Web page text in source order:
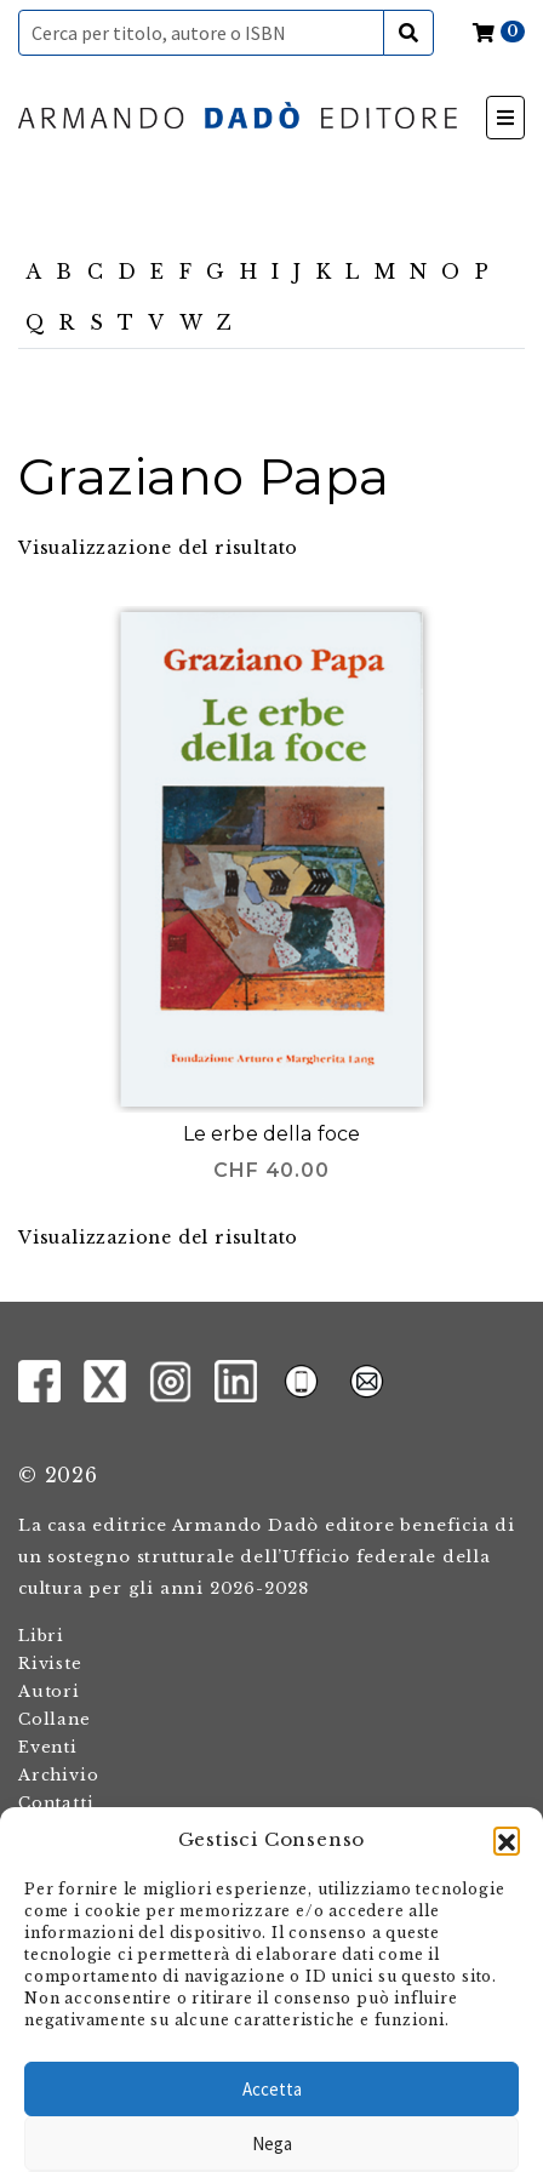
Gestisci Consenso
Per fornire le migliori esperienze, utilizziamo tecnologie
come i cookie per memorizzare e/o accedere alle
informazioni del dispositivo. Il consenso a queste
tecnologie ci permetterà di elaborare dati come il
comportamento di navigazione o ID unici su questo sito.
Non acconsentire o ritirare il consenso può influire
negativamente su alcune caratteristiche e funzioni.
Accetta
Nega
0
A B C D E F G H I J K L M N O P
Q R S T V W Z
Graziano Papa
Visualizzazione del risultato
Le erbe della foce
CHF 40.00
Visualizzazione del risultato
© 2026
La casa editrice Armando Dadò editore beneficia di
un sostegno strutturale dell’Ufficio federale della
cultura per gli anni 2026-2028
Libri
Riviste
Autori
Collane
Eventi
Archivio
Contatti
Termini e condizioni
Spese di spedizione
Politica dei resi
Informativa sulla privacy
Il mio account
Carrello
Via Giovanni Antonio Orelli 29
Casella postale 563